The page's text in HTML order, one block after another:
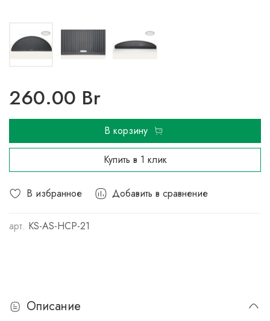
В избранное Добавить в сравнение
арт. KS-AS-HCP-21
260.00 Br
В корзину
Купить в 1 клик
Описание